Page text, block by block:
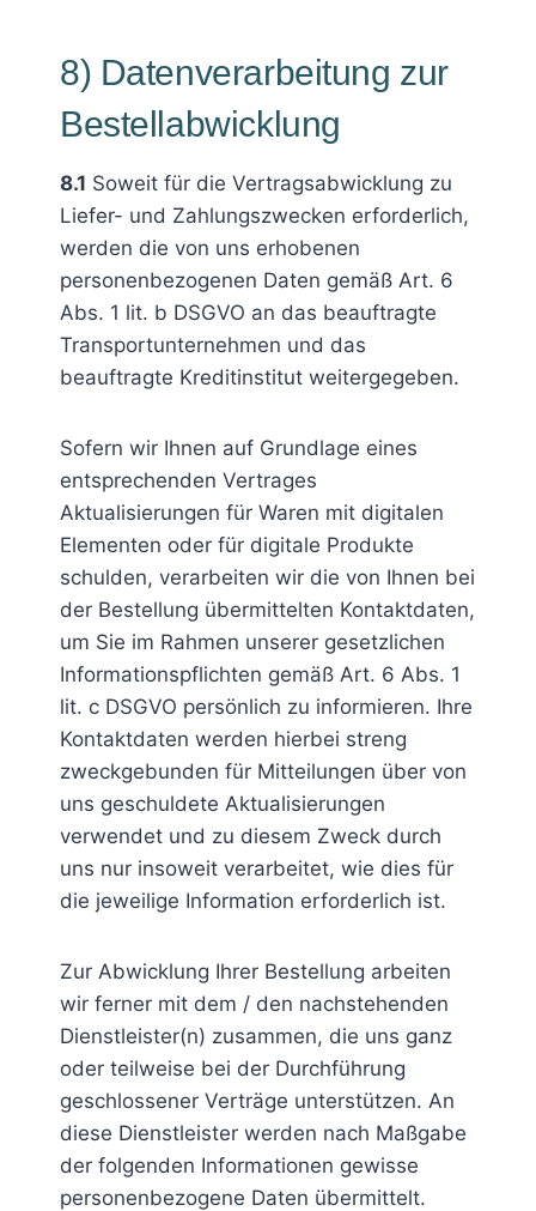
8) Datenverarbeitung zur
Bestellabwicklung
8.1 Soweit für die Vertragsabwicklung zu
Liefer- und Zahlungszwecken erforderlich,
werden die von uns erhobenen
personenbezogenen Daten gemäß Art. 6
Abs. 1 lit. b DSGVO an das beauftragte
Transportunternehmen und das
beauftragte Kreditinstitut weitergegeben.
Sofern wir Ihnen auf Grundlage eines
entsprechenden Vertrages
Aktualisierungen für Waren mit digitalen
Elementen oder für digitale Produkte
schulden, verarbeiten wir die von Ihnen bei
der Bestellung übermittelten Kontaktdaten,
um Sie im Rahmen unserer gesetzlichen
Informationspflichten gemäß Art. 6 Abs. 1
lit. c DSGVO persönlich zu informieren. Ihre
Kontaktdaten werden hierbei streng
zweckgebunden für Mitteilungen über von
uns geschuldete Aktualisierungen
verwendet und zu diesem Zweck durch
uns nur insoweit verarbeitet, wie dies für
die jeweilige Information erforderlich ist.
Zur Abwicklung Ihrer Bestellung arbeiten
wir ferner mit dem / den nachstehenden
Dienstleister(n) zusammen, die uns ganz
oder teilweise bei der Durchführung
geschlossener Verträge unterstützen. An
diese Dienstleister werden nach Maßgabe
der folgenden Informationen gewisse
personenbezogene Daten übermittelt.